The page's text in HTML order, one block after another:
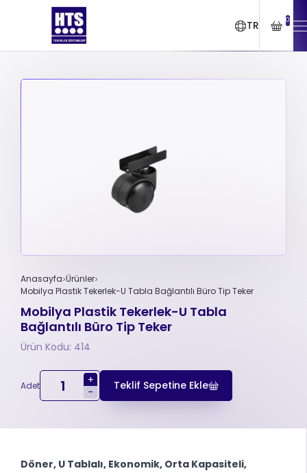
TR 0
Anasayfa Ürünler
Mobilya Plastik Tekerlek-U Tabla Bağlantılı Büro Tip Teker
Mobilya Plastik Tekerlek-U Tabla
Bağlantılı Büro Tip Teker
Ürün Kodu: 414
Adet
+
-
Teklif Sepetine Ekle
Döner, U Tablalı, Ekonomik, Orta Kapasiteli,